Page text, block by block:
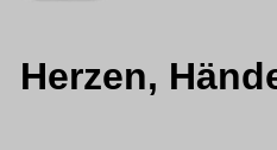
Herzen,